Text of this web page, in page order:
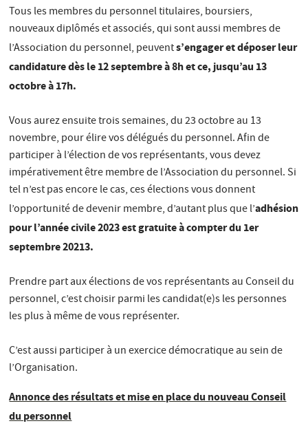
Tous les membres du personnel titulaires, boursiers,
nouveaux diplômés et associés, qui sont aussi membres de
l’Association du personnel, peuvents’engager et déposer leur
candidature dès le 12 septembre à 8h et ce, jusqu’au 13
octobre à 17h.
Vous aurez ensuite trois semaines, du 23 octobre au 13
novembre, pour élire vos délégués du personnel. Afin de
participer à l’élection de vos représentants, vous devez
impérativement être membre de l’Association du personnel. Si
tel n’est pas encore le cas, ces élections vous donnent
l’opportunité de devenir membre, d’autant plus que l’adhésion
pour l’année civile 2023 est gratuite à compter du 1er
septembre 20213.
Prendre part aux élections de vos représentants au Conseil du
personnel, c’est choisir parmi les candidat(e)s les personnes
les plus à même de vous représenter.
C’est aussi participer à un exercice démocratique au sein de
l’Organisation.
Annonce des résultats et mise en place du nouveau Conseil
du personnel